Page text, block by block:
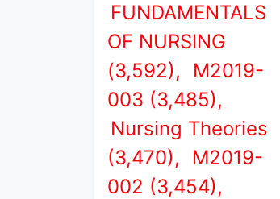
FUNDAMENTALS
OF NURSING
(3,592),
M2019-
003 (3,485),
Nursing Theories
(3,470),
M2019-
002 (3,454),